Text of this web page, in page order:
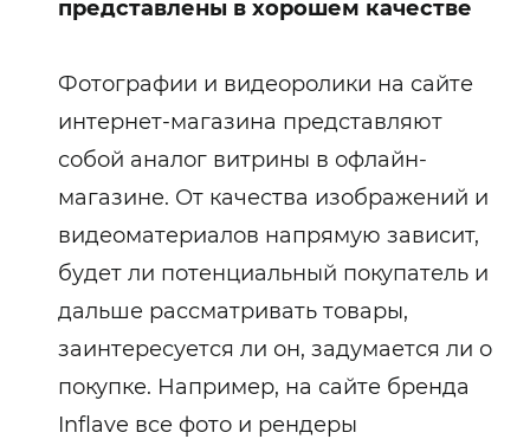
представлены в хорошем качестве
Фотографии и видеоролики на сайте
интернет-магазина представляют
собой аналог витрины в офлайн-
магазине. От качества изображений и
видеоматериалов напрямую зависит,
будет ли потенциальный покупатель и
дальше рассматривать товары,
заинтересуется ли он, задумается ли о
покупке. Например, на сайте бренда
Inflave все фото и рендеры